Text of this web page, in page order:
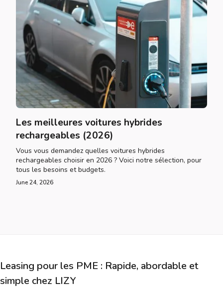
Les meilleures voitures hybrides
rechargeables (2026)
Vous vous demandez quelles voitures hybrides
rechargeables choisir en 2026 ? Voici notre sélection, pour
tous les besoins et budgets.
June 24, 2026
Leasing pour les PME : Rapide, abordable et
simple chez LIZY